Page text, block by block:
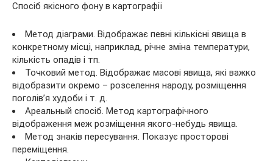
Спосіб якісного фону в картографії
Метод діаграми. Відображає певні кількісні явища в
конкретному місці, наприклад, річне зміна температури,
кількість опадів і тп.
Точковий метод. Відображає масові явища, які важко
відобразити окремо – розселення народу, розміщення
поголів’я худоби і т. д.
Ареальный спосіб. Метод картографічного
відображення меж розміщення якого-небудь явища.
Метод знаків пересування. Показує просторові
переміщення.